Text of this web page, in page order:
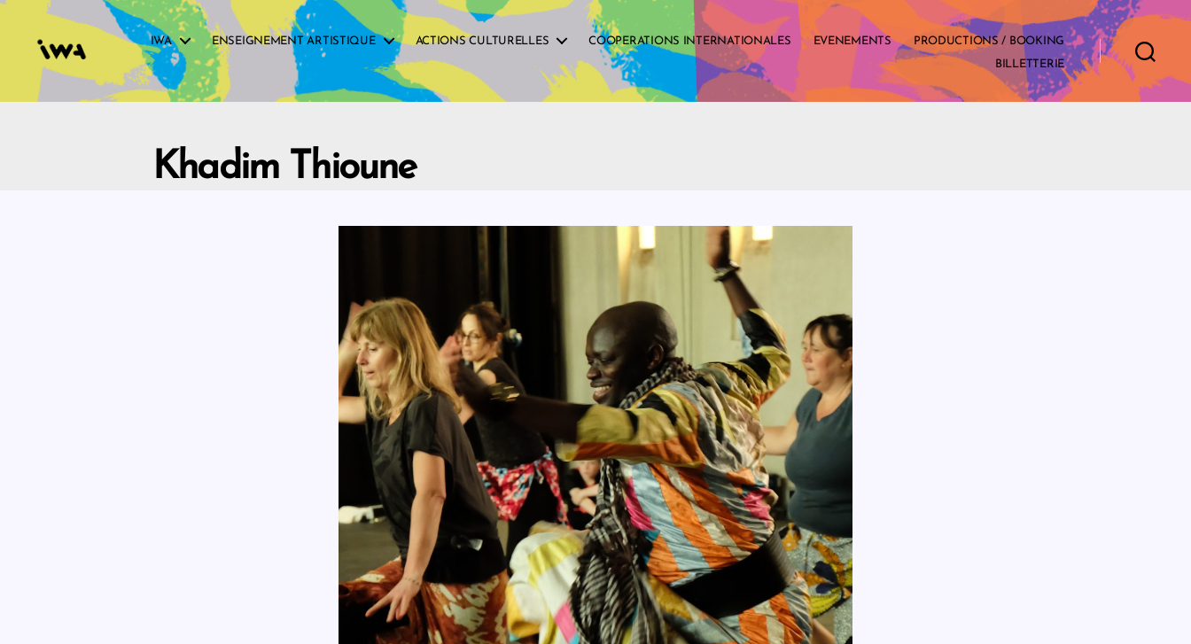
IWA
IWA ENSEIGNEMENT ARTISTIQUE ACTIONS CULTURELLES COOPERATIONS INTERNATIONALES EVENEMENTS
PRODUCTIONS / BOOKING
BILLETTERIE
Khadim Thioune